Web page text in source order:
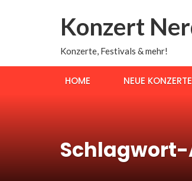
Konzert
Konzerte, Festivals & mehr!
HOME NEUE KONZERTE
Schlagwort-